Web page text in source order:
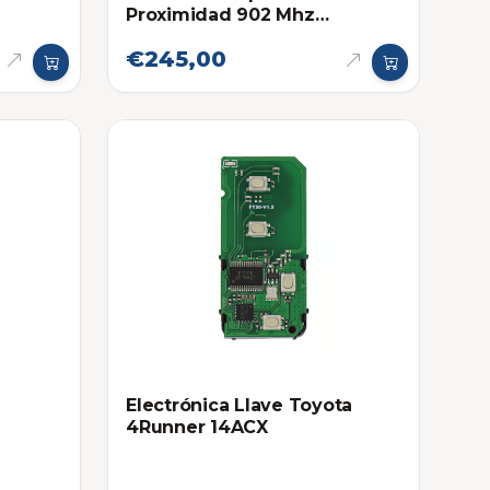
Proximidad 902 Mhz
2019
€245,00
Electrónica Llave Toyota
4Runner 14ACX